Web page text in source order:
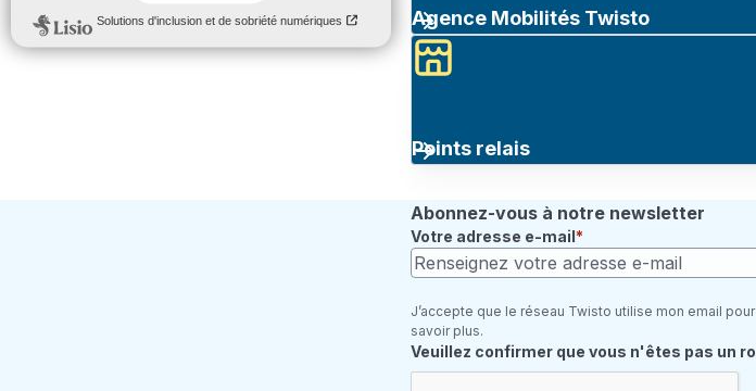
Agence Mobilités Twisto
Points relais
Abonnez-vous à notre newsletter
Votre adresse e-mail
J’accepte que le réseau Twisto utilise mon email
savoir plus.
Champ requis
Veuillez confirmer que vous n'êtes pas un